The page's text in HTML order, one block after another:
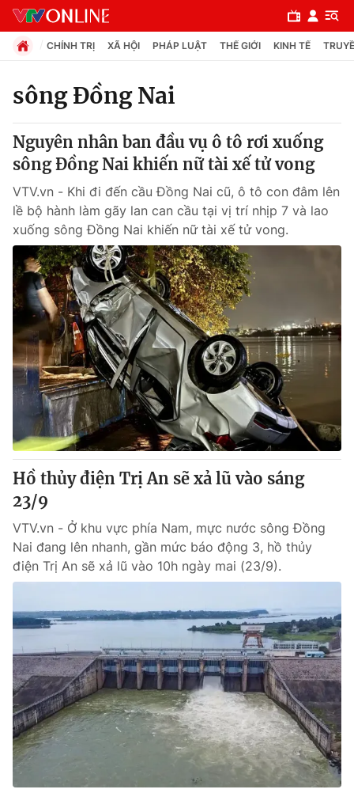
Chuyên mục
Chính trị
Xã hội
Pháp luật
Y tế
Thế giới
Tin tức
Thế giới đó đây
Câu chuyện quốc tế
Kinh tế
Tài chính
Thị trường
Góc doanh nghiệp
Dữ liệu và đời sống
Truyền hình
Phim VTV
Hậu trường
Nhân vật
Khán giả
Giải trí
Điện ảnh
Sao
Đời sống
Chất lượng cuộc sống
Giáo dục
Tuyển sinh
Học trực tuyến
Công nghệ
Hitech Công nghệ tương lai
Sản phẩm
Thị trường
Giao lưu trực tuyến
Lịch phát sóng
CHÍNH TRỊ XÃ HỘI PHÁP LUẬT THẾ GIỚI KINH TẾ
sông Đồng Nai
Nguyên nhân ban đầu vụ ô tô rơi xuống
sông Đồng Nai khiến nữ tài xế tử vong
VTV.vn - Khi đi đến cầu Đồng Nai cũ, ô tô con đâm lên
lề bộ hành làm gãy lan can cầu tại vị trí nhịp 7 và lao
xuống sông Đồng Nai khiến nữ tài xế tử vong.
Hồ thủy điện Trị An sẽ xả lũ vào sáng
23/9
VTV.vn - Ở khu vực phía Nam, mực nước sông Đồng
Nai đang lên nhanh, gần mức báo động 3, hồ thủy
điện Trị An sẽ xả lũ vào 10h ngày mai (23/9).